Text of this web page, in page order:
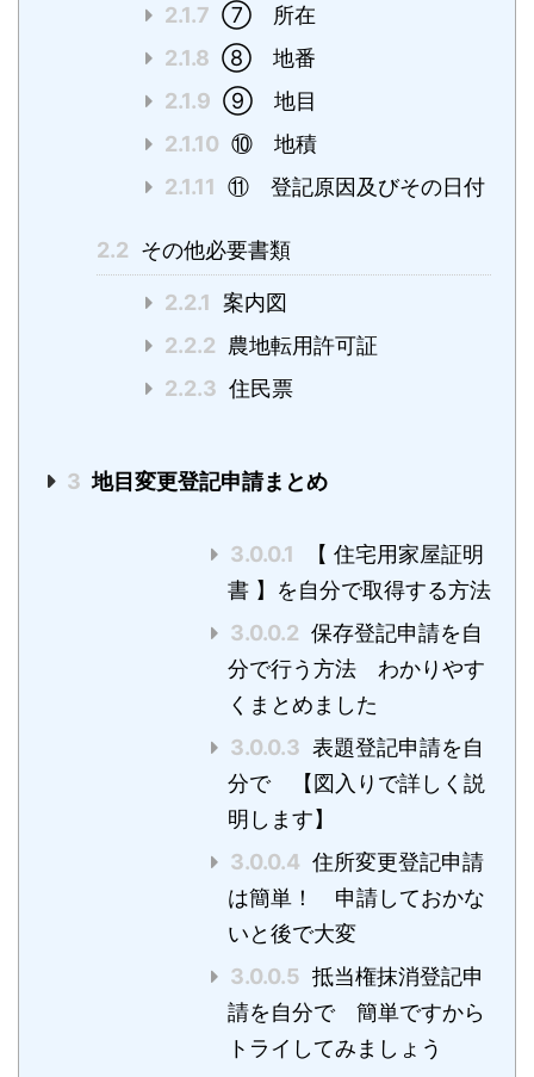
2.1.7 ⑦ 所在
2.1.8 ⑧ 地番
2.1.9 ⑨ 地目
2.1.10 ⑩ 地積
2.1.11 ⑪ 登記原因及びその日付
2.2 その他必要書類
2.2.1 案内図
2.2.2
農地転用許可証
2.2.3 住民票
3 地目変更登記申請まとめ
3.0.0.1
【 住宅用家屋証明
書 】を自分で取得する方法
3.0.0.2 保存登記申請を自
分で行う方法 わかりやす
くまとめました
3.0.0.3 表題登記申請を自
分で 【図入りで詳しく説
明します】
3.0.0.4 住所変更登記申請
は簡単！ 申請しておかな
いと後で大変
3.0.0.5 抵当権抹消登記申
請を自分で 簡単ですから
トライしてみましょう